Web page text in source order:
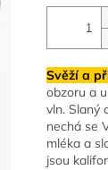
Svěží a
obzoru a
vln. Slaný
nechá se
mléka a
jsou